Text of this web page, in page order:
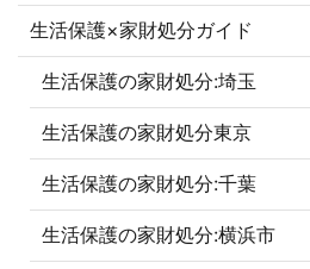
生活保護×家財処分ガイド
生活保護の家財処分:埼玉
生活保護の家財処分東京
生活保護の家財処分:千葉
生活保護の家財処分:横浜市